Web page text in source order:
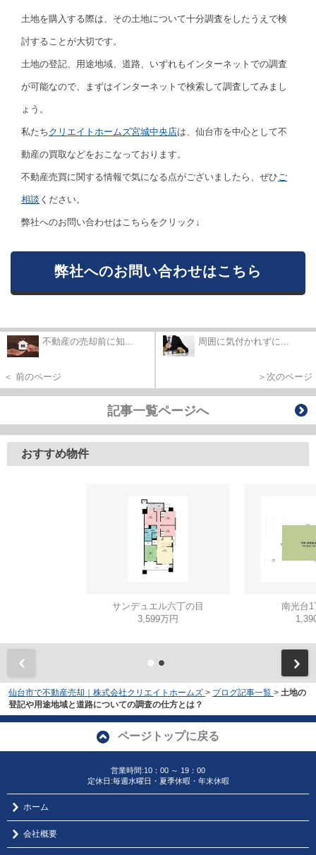
土地を購入する際は、その土地について十分調査をしたうえで検
討することが大切です。
土地の登記、用途地域、道路、いずれもインターネットでの調査
が可能なので、まずはインターネットで検索して調査してみまし
ょう。
私たちクリエイトホームズ宮城中央店は、仙台市を中心として不
動産の買取などをおこなっております。
不動産売買に関する情報で気になる点がございましたら、ぜひ ご
相談 ください。
弊社へのお問い合わせはこちらをクリック↓
弊社へのお問い合わせはこちら
不動産の売却前に知...
＜ 前のページ
周囲に気付かれずに...
＞次のページ
記事一覧ページへ
おすすめ物件
サンデュエル六丁の目
3,599万円
南光台
仙台市で不動産売却｜株式会社クリエイトホームズ > ブログ記事一覧 > 土地の
登記や用途地域と道路についての調査の仕方とは？
ページトップに戻る
営業時間:10：00 ～ 19：00
定休日:毎週水曜日・夏季休暇・年末休暇
ホーム
会社概要